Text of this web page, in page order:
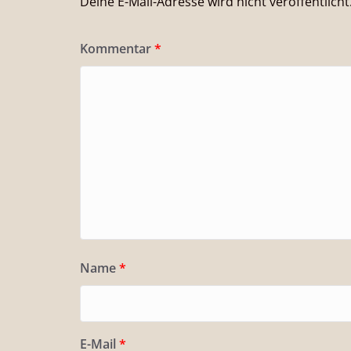
Kommentar*
Name*
E-Mail *